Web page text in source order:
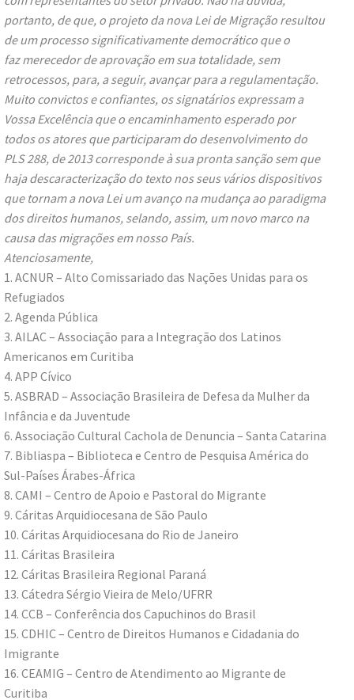
portanto, de que, o projeto da nova Lei de Migração resultou
de um processo significativamente democrático que o
faz merecedor de aprovação em sua totalidade, sem
retrocessos, para, a seguir, avançar para a regulamentação.
Muito convictos e confiantes, os signatários expressam a
Vossa Excelência que o encaminhamento esperado por
todos os atores que participaram do desenvolvimento do
PLS 288, de 2013 corresponde à sua pronta sanção sem que
haja descaracterização do texto nos seus vários dispositivos
que tornam a nova Lei um avanço na mudança ao paradigma
dos direitos humanos, selando, assim, um novo marco na
causa das migrações em nosso País.
Atenciosamente,
1. ACNUR – Alto Comissariado das Nações Unidas para os
Refugiados
2. Agenda Pública
3. AILAC – Associação para a Integração dos Latinos
Americanos em Curitiba
4. APP Cívico
5. ASBRAD – Associação Brasileira de Defesa da Mulher da
Infância e da Juventude
6. Associação Cultural Cachola de Denuncia – Santa Catarina
7. Bibliaspa – Biblioteca e Centro de Pesquisa América do
Sul-Países Árabes-África
8. CAMI – Centro de Apoio e Pastoral do Migrante
9. Cáritas Arquidiocesana de São Paulo
10. Cáritas Arquidiocesana do Rio de Janeiro
11. Cáritas Brasileira
12. Cáritas Brasileira Regional Paraná
13. Cátedra Sérgio Vieira de Melo/UFRR
14. CCB – Conferência dos Capuchinos do Brasil
15. CDHIC – Centro de Direitos Humanos e Cidadania do
Imigrante
16. CEAMIG – Centro de Atendimento ao Migrante de
Curitiba